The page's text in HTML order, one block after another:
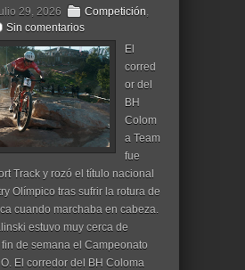
29, 2026 Competición,
Sin comentarios
El
corred
or del
BH
Colom
a Team
fue
Track y rozó el título nacional
Olímpico tras sufrir la rotura de
cuando marchaba en cabeza.
estuvo muy cerca de
de semana el Campeonato
El corredor del BH Coloma